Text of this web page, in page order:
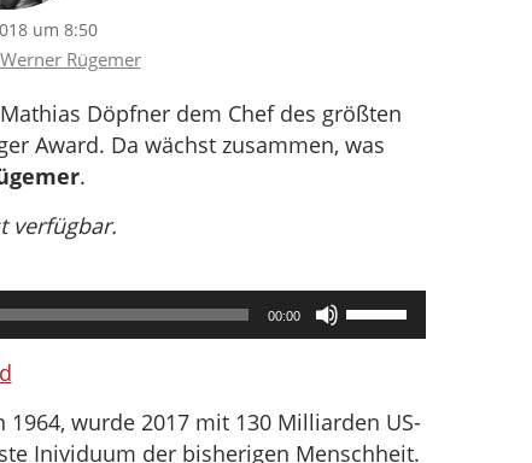
um 8:50
Werner Rügemer
Döpfner dem Chef des größten
Award. Da wächst zusammen, was
.
verfügbar.
00:00
Pfeiltasten
Hoch/Runter
die
Lautstärke
1964, wurde 2017 mit 130 Milliarden US-
Inividuum der bisherigen Menschheit.